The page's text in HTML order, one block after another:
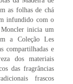
as folhas de chá
infundido com o
Moncler inicia um
a Coleção Les
compartilhadas e
dos materiais
das fragrâncias
frascos